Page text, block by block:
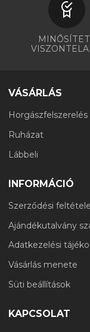
VÁSÁRLÁS
Horgászfelszerelés
Ruházat
Lábbeli
INFORMÁCIÓ
Szerződési
Ajándékutalvány
Adatkezelési
Vásárlás menete
Süti beállítások
KAPCSOLAT